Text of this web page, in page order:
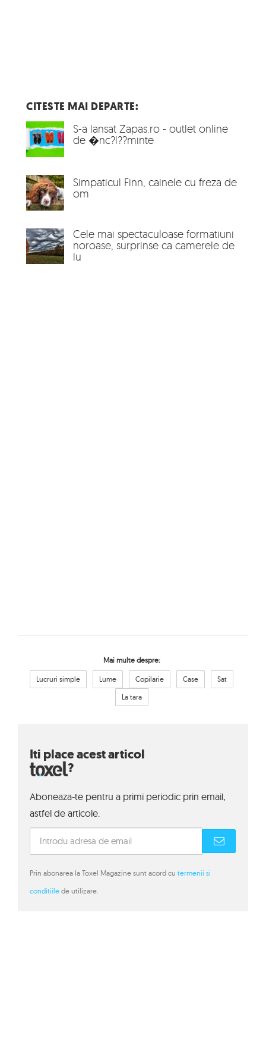
CITESTE MAI DEPARTE:
S-a lansat Zapas.ro - outlet online
de �nc?l??minte
Simpaticul Finn, cainele cu freza de
om
Cele mai spectaculoase formatiuni
noroase, surprinse ca camerele de
lu
Mai multe despre:
Lucruri simple Lume Copilarie Case
Sat
La tara
Iti place acest articol
?
Aboneaza-te pentru a primi periodic prin email,
astfel de articole.
Prin abonarea la Toxel Magazine sunt acord cu termenii si
conditiile de utilizare.